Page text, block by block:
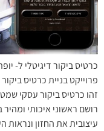
כרטיס ביקור דיגיטלי ל-
פרוייקט בניית כרטיס
זהו כרטיס ביקור עסקי
רושם ראשוני איכותי
עיצובית את החזון